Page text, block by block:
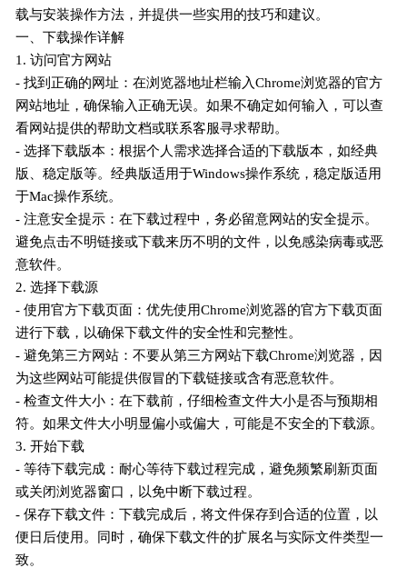
载与安装操作方法，并提供一些实用的技巧和建议。
一、下载操作详解
1. 访问官方网站
- 找到正确的网址：在浏览器地址栏输入Chrome浏览器的官方
网站地址，确保输入正确无误。如果不确定如何输入，可以查
看网站提供的帮助文档或联系客服寻求帮助。
- 选择下载版本：根据个人需求选择合适的下载版本，如经典
版、稳定版等。经典版适用于Windows操作系统，稳定版适用
于Mac操作系统。
- 注意安全提示：在下载过程中，务必留意网站的安全提示。
避免点击不明链接或下载来历不明的文件，以免感染病毒或恶
意软件。
2. 选择下载源
- 使用官方下载页面：优先使用Chrome浏览器的官方下载页面
进行下载，以确保下载文件的安全性和完整性。
- 避免第三方网站：不要从第三方网站下载Chrome浏览器，因
为这些网站可能提供假冒的下载链接或含有恶意软件。
- 检查文件大小：在下载前，仔细检查文件大小是否与预期相
符。如果文件大小明显偏小或偏大，可能是不安全的下载源。
3. 开始下载
- 等待下载完成：耐心等待下载过程完成，避免频繁刷新页面
或关闭浏览器窗口，以免中断下载过程。
- 保存下载文件：下载完成后，将文件保存到合适的位置，以
便日后使用。同时，确保下载文件的扩展名与实际文件类型一
致。